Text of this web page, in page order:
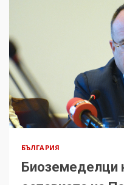
БЪЛГАРИЯ
Биоземеделци